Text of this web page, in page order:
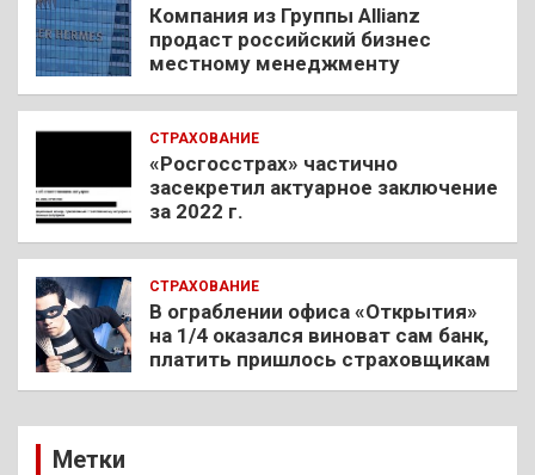
Компания из Группы Allianz
продаст российский бизнес
местному менеджменту
СТРАХОВАНИЕ
«Росгосстрах» частично
засекретил актуарное заключение
за 2022 г.
СТРАХОВАНИЕ
В ограблении офиса «Открытия»
на 1/4 оказался виноват сам банк,
платить пришлось страховщикам
Метки